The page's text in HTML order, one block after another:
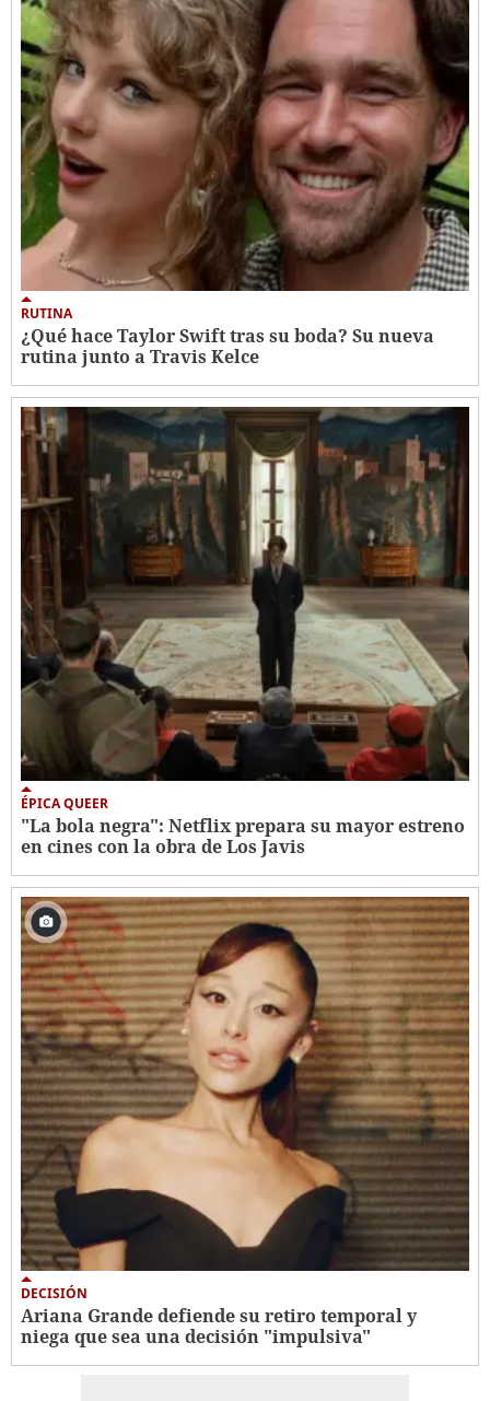
RUTINA
¿Qué hace Taylor Swift tras su boda? Su nueva
rutina junto a Travis Kelce
ÉPICA QUEER
"La bola negra": Netflix prepara su mayor estreno
en cines con la obra de Los Javis
DECISIÓN
Ariana Grande defiende su retiro temporal y
niega que sea una decisión "impulsiva"